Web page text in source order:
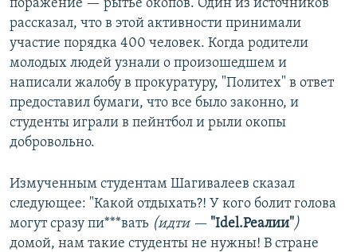
поражение — рытьё окопов. Один из источников
рассказал, что в этой активности принимали
участие порядка 400 человек. Когда родители
молодых людей узнали о произошедшем и
написали жалобу в прокуратуру, "Политех" в ответ
предоставил бумаги, что все было законно, и
студенты играли в пейнтбол и рыли окопы
добровольно.
Измученным студентам Шагивалеев сказал
следующее: "Какой отдыхать?! У кого болит голова
могут сразу пи***вать (идти — "Idel.Реалии")
домой, нам такие студенты не нужны! В стране